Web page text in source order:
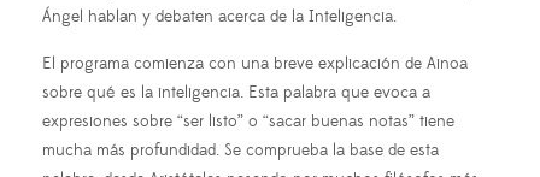
Ángel hablan y debaten acerca de la Inteligencia.
El programa comienza con una breve explicación de Ainoa
sobre qué es la inteligencia. Esta palabra que evoca a
expresiones sobre “ser listo” o “sacar buenas notas” tiene
mucha más profundidad. Se comprueba la base de esta